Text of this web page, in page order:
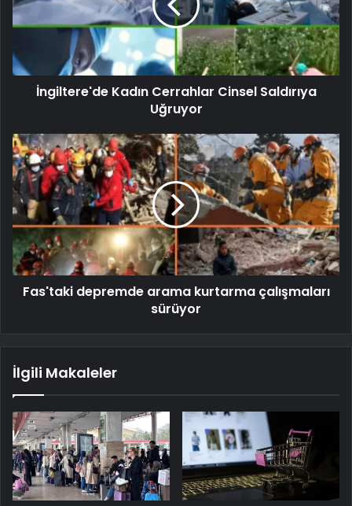
İngiltere'de Kadın Cerrahlar Cinsel Saldırıya
Uğruyor
Fas'taki depremde arama kurtarma çalışmaları
sürüyor
İlgili Makaleler